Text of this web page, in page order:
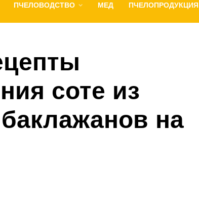
ПЧЕЛОВОДСТВО МЕД ПЧЕЛОПРОДУКЦИЯ
соте из
на